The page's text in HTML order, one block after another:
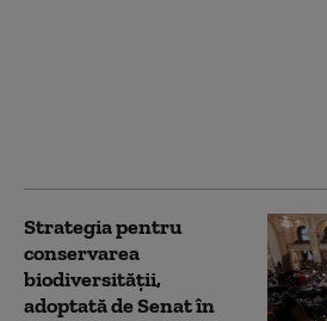
Strategia pentru
conservarea
biodiversității,
adoptată de Senat în